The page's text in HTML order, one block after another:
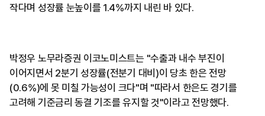
작다며 성장률 눈높이를 1.4%까지 내린 바 있다.
박정우 노무라증권 이코노미스트는 "수출과 내수 부진이
이어지면서 2분기 성장률(전분기 대비)이 당초 한은 전망
(0.6%)에 못 미칠 가능성이 크다"며 "따라서 한은도 경기를
고려해 기준금리 동결 기조를 유지할 것"이라고 전망했다.